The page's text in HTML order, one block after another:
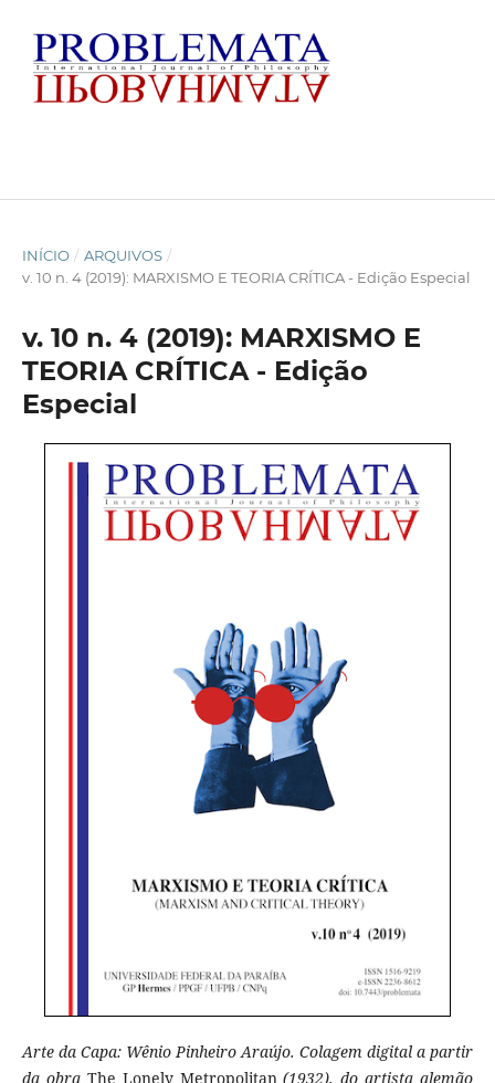
INÍCIO / ARQUIVOS /
v. 10 n. 4 (2019): MARXISMO E TEORIA CRÍTICA - Edição Especial
v. 10 n. 4 (2019): MARXISMO E
TEORIA CRÍTICA - Edição
Especial
Arte da Capa: Wênio Pinheiro Araújo. Colagem digital a partir
da obra The Lonely Metropolitan (1932), do artista alemão